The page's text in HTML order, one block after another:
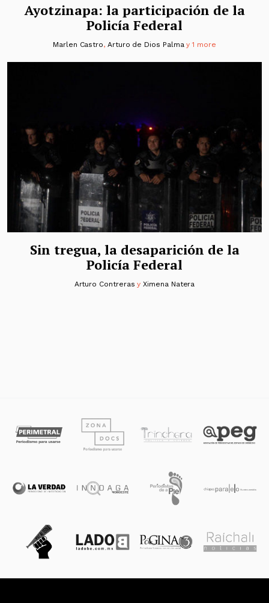
Ayotzinapa: la participación de la
Policía Federal
Marlen Castro, Arturo de Dios Palma y 1 more
Sin tregua, la desaparición de la
Policía Federal
Arturo Contreras yXimena Natera